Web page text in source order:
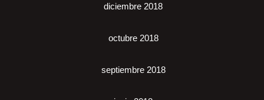
diciembre 2018
octubre 2018
septiembre 2018